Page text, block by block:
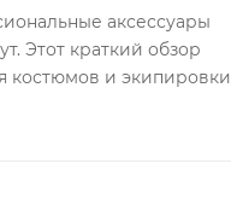
аксессуары
Этот краткий обзор
костюмов и экипировки